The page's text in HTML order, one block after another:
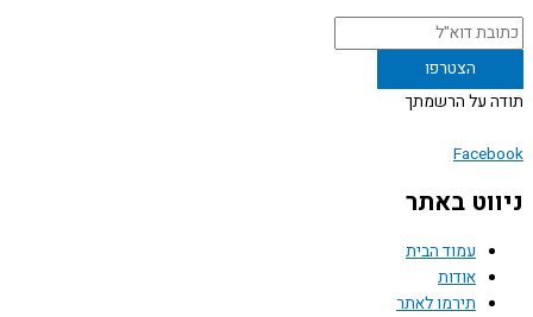
על הרשמתך
באתר
עמוד הבית
אודות
תירמו לאתר